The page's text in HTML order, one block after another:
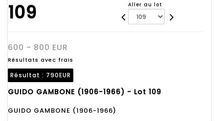
109 Aller au lot
600 - 800 EUR
Résultats avec frais
Résultat : 790EUR
GUIDO GAMBONE (1906-1966) - Lot 109
GUIDO GAMBONE (1906-1966)